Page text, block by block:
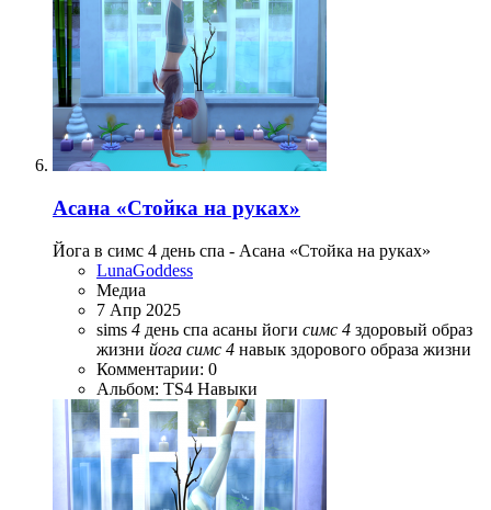
Асана «Стойка на руках»
Йога в симс 4 день спа - Асана «Стойка на руках»
LunaGoddess
Медиа
7 Апр 2025
sims 4 день спа асаны йоги симс 4 здоровый образ
жизни йога симс 4 навык здорового образа жизни
Комментарии: 0
Альбом: TS4 Навыки